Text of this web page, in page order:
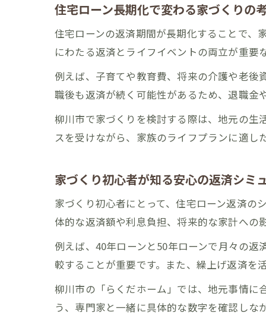
住宅ローン長期化で変わる家づくりの
住宅ローンの返済期間が長期化することで、
にわたる返済とライフイベントの両立が重要
例えば、子育てや教育費、将来の介護や老後
職後も返済が続く可能性があるため、退職金
柳川市で家づくりを検討する際は、地元の生
スを受けながら、家族のライフプランに適し
家づくり初心者が知る安心の返済シミ
家づくり初心者にとって、住宅ローン返済の
体的な返済額や利息負担、将来的な家計への
例えば、40年ローンと50年ローンで月々の
較することが重要です。また、繰上げ返済を
柳川市の「らくだホーム」では、地元事情に
う、専門家と一緒に具体的な数字を確認しな